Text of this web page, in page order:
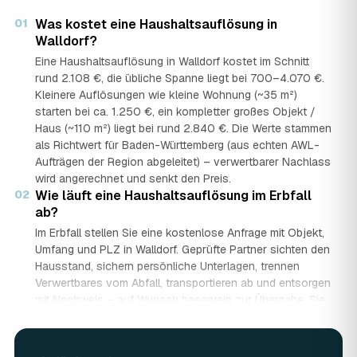
01 Was kostet eine Haushaltsauflösung in
Walldorf?
Eine Haushaltsauflösung in Walldorf kostet im Schnitt
rund 2.108 €, die übliche Spanne liegt bei 700–4.070 €.
Kleinere Auflösungen wie kleine Wohnung (~35 m²)
starten bei ca. 1.250 €, ein kompletter großes Objekt /
Haus (~110 m²) liegt bei rund 2.840 €. Die Werte stammen
als Richtwert für Baden-Württemberg (aus echten AWL-
Aufträgen der Region abgeleitet) – verwertbarer Nachlass
wird angerechnet und senkt den Preis.
02 Wie läuft eine Haushaltsauflösung im Erbfall
ab?
Im Erbfall stellen Sie eine kostenlose Anfrage mit Objekt,
Umfang und PLZ in Walldorf. Geprüfte Partner sichten den
Hausstand, sichern persönliche Unterlagen, trennen
Verwertbares vom Abfall, transportieren ab und entsorgen
mit Nachweis – auf Wunsch besenrein zur Übergabe. Sie
Ruhe, gerade wenn mehrere Erben beteiligt sind.